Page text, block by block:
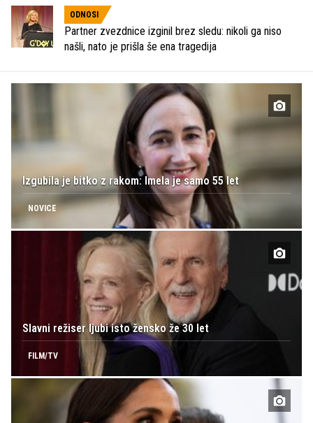
ODNOSI
Partner zvezdnice izginil brez sledu: nikoli ga niso
našli, nato je prišla še ena tragedija
Izgubila je bitko z rakom: Imela je samo 55 let
NOVICE
Slavni režiser ljubi isto žensko že 30 let
FILM/TV